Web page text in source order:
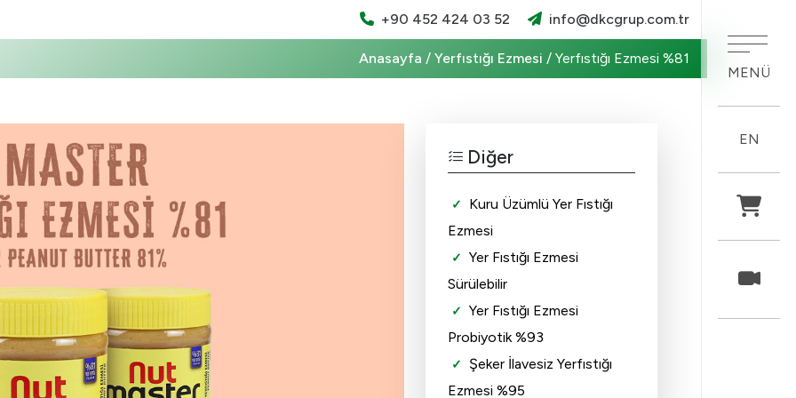
MENÜ
EN
Kreması
Ezmesi
Tüm Ürünler
×
Ürünlerimiz
Haberler
Belgelerimiz
Kariyer
+90 452 424 03 52 info@dkcgrup.com.tr
Anasayfa / Yerfıstığı Ezmesi / Yerfıstığı Ezmesi %81
Diğer
Kuru Üzümlü Yer Fıstığı
Ezmesi
Yer Fıstığı Ezmesi
Sürülebilir
Yer Fıstığı Ezmesi
Probiyotik %93
Şeker İlavesiz Yerfıstığı
Ezmesi %95